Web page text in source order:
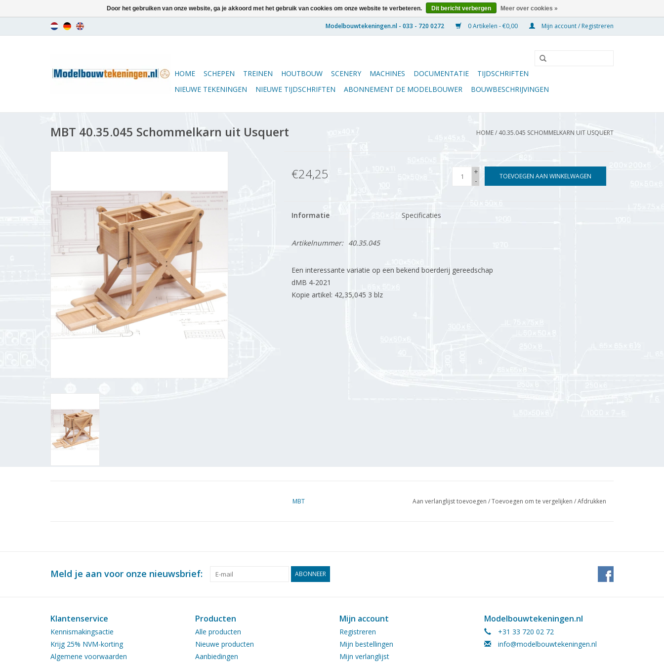
0 Artikelen - €0,00 Mijn account / Registreren
HOME SCHEPEN TREINEN HOUTBOUW SCENERY MACHINES DOCUMENTATIE
TIJDSCHRIFTEN
NIEUWE TEKENINGEN
NIEUWE TIJDSCHRIFTEN ABONNEMENT DE MODELBOUWER BOUWBESCHRIJVINGEN
MBT 40.35.045 Schommelkarn uit Usquert HOME/ 40.35.045 SCHOMMELKARN UIT USQUERT
€24,25
+
-
TOEVOEGEN AAN WINKELWAGEN
Informatie Specificaties
Artikelnummer: 40.35.045
Een interessante variatie op een bekend boerderij gereedschap
dMB 4-2021
Kopie artikel: 42,35,045 3 blz
MBT Aan verlanglijst toevoegen /Toevoegen om te vergelijken /Afdrukken
Meld je aan voor onze nieuwsbrief: ABONNEER
Klantenservice
Kennismakingsactie
Krijg 25% NVM-korting
Algemene voorwaarden
Producten
Alle producten
Nieuwe producten
Aanbiedingen
Mijn account
Registreren
Mijn bestellingen
Mijn verlanglijst
Modelbouwtekeningen.nl
+31 33 720 02 72
info@modelbouwtekeningen.nl
Door het gebruiken van onze website, ga je akkoord met het gebruik van cookies om onze website te verbeteren. Dit bericht verbergen Meer over cookies »